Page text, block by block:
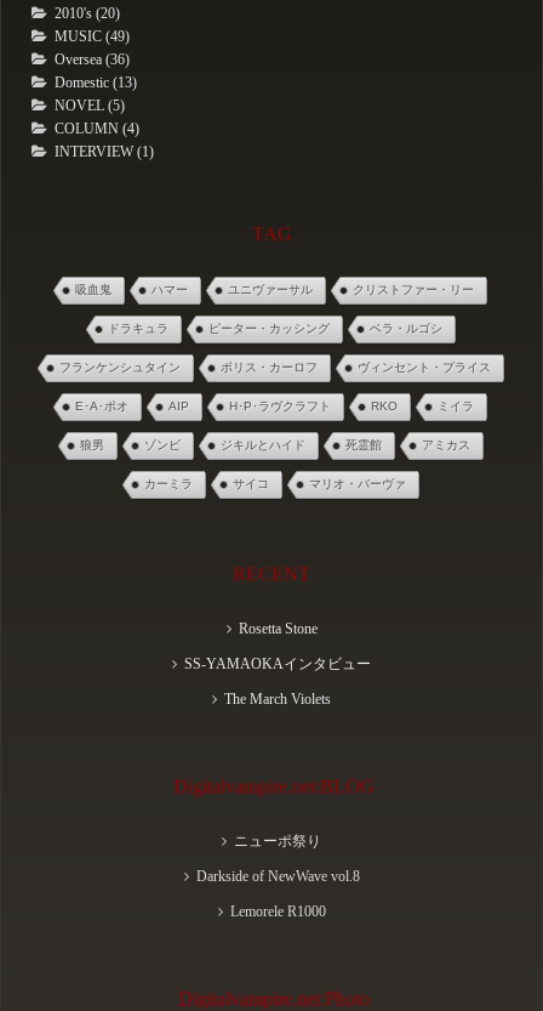
2010's (20)
MUSIC (49)
Oversea (36)
Domestic (13)
NOVEL (5)
COLUMN (4)
INTERVIEW (1)
TAG
吸血鬼 ハマー ユニヴァーサル クリストファー・リー
ドラキュラ ピーター・カッシング ベラ・ルゴシ
フランケンシュタイン ボリス・カーロフ ヴィンセント・プライス
E･A･ポオ AIP H･P･ラヴクラフト RKO ミイラ
狼男 ゾンビ ジキルとハイド 死霊館 アミカス
カーミラ サイコ マリオ・バーヴァ
RECENT
Rosetta Stone
SS-YAMAOKAインタビュー
The March Violets
Digitalvampire.net:BLOG
ニューポ祭り
Darkside of NewWave vol.8
Lemorele R1000
Digitalvampire.net:Photo